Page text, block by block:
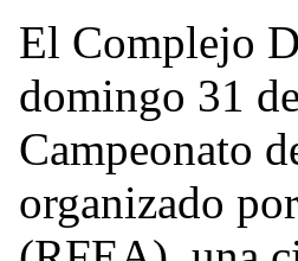
El Complejo
domingo 31
Campeonato
organizado